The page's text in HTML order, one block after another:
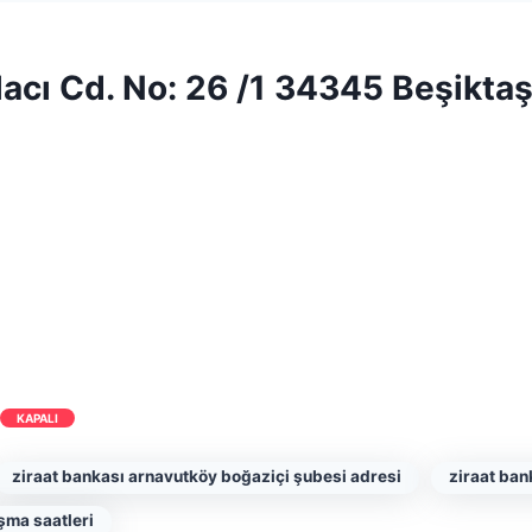
Cd. No: 26 /1 34345
KAPALI
ziraat bankası arnavutköy boğaziçi şubesi adresi ziraat
saatleri